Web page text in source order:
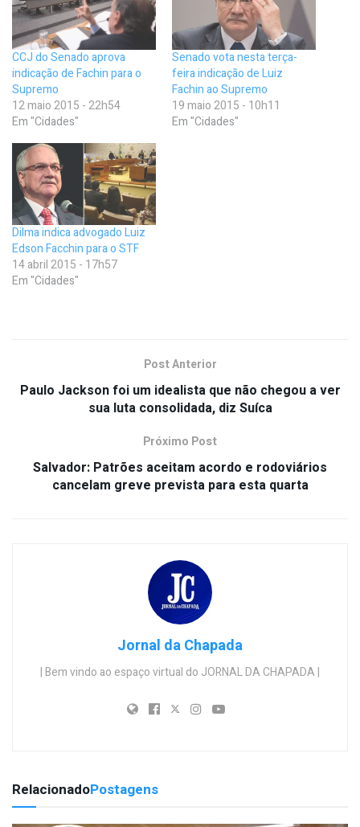
CCJ do Senado aprova
indicação de Fachin para o
Supremo
12 maio 2015 - 22h54
Em "Cidades"
Senado vota nesta terça-
feira indicação de Luiz
Fachin ao Supremo
19 maio 2015 - 10h11
Em "Cidades"
Dilma indica advogado Luiz
Edson Facchin para o STF
14 abril 2015 - 17h57
Em "Cidades"
Post Anterior
Paulo Jackson foi um idealista que não chegou a ver
sua luta consolidada, diz Suíca
Próximo Post
Salvador: Patrões aceitam acordo e rodoviários
cancelam greve prevista para esta quarta
Jornal da Chapada
| Bem vindo ao espaço virtual do JORNAL DA CHAPADA |
RelacionadoPostagens